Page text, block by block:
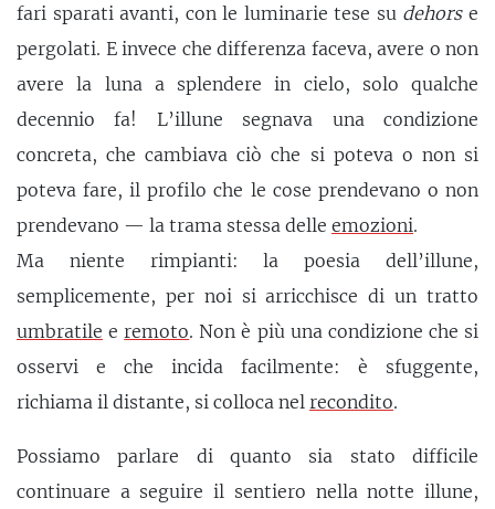
fari sparati avanti, con le luminarie tese su dehorse
pergolati. E invece che differenza faceva, avere o non
avere la luna a splendere in cielo, solo qualche
decennio fa! L’illune segnava una condizione
concreta, che cambiava ciò che si poteva o non si
poteva fare, il profilo che le cose prendevano o non
prendevano — la trama stessa delle emozioni.
Ma niente rimpianti: la poesia dell’illune,
semplicemente, per noi si arricchisce di un tratto
umbratile e remoto. Non è più una condizione che si
osservi e che incida facilmente: è sfuggente,
richiama il distante, si colloca nel recondito.
Possiamo parlare di quanto sia stato difficile
continuare a seguire il sentiero nella notte illune,